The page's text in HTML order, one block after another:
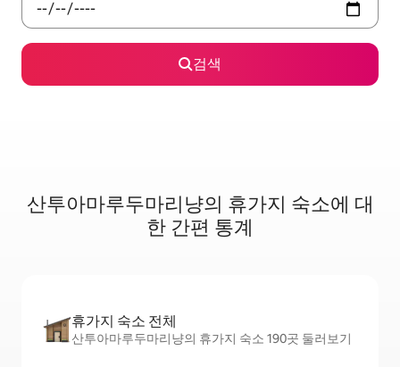
검색
산투아마루두마리냥의 휴가지 숙소에 대
한 간편 통계
휴가지 숙소 전체
산투아마루두마리냥의 휴가지 숙소 190곳 둘러보기